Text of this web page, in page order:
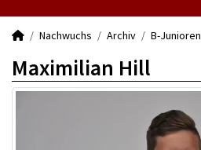
Nachwuchs Archiv B-Junioren
Maximilian Hill